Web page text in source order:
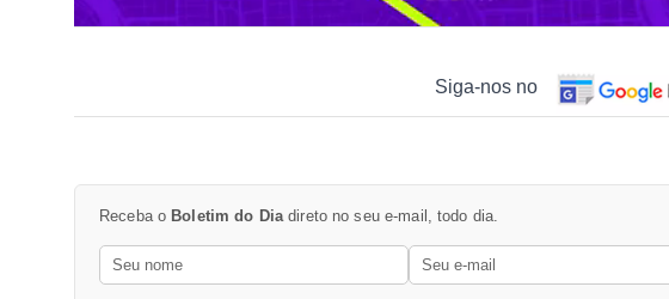
Siga-nos no
Receba o Boletim do Diadireto no seu e-mail, todo dia.